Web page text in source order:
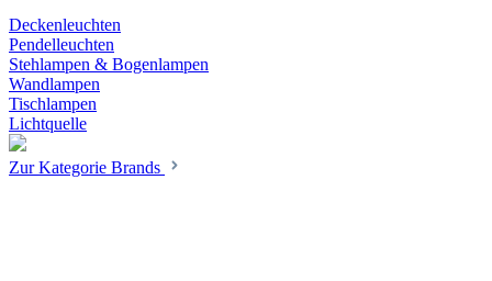
Deckenleuchten
Pendelleuchten
Stehlampen & Bogenlampen
Wandlampen
Tischlampen
Lichtquelle
Zur Kategorie Brands